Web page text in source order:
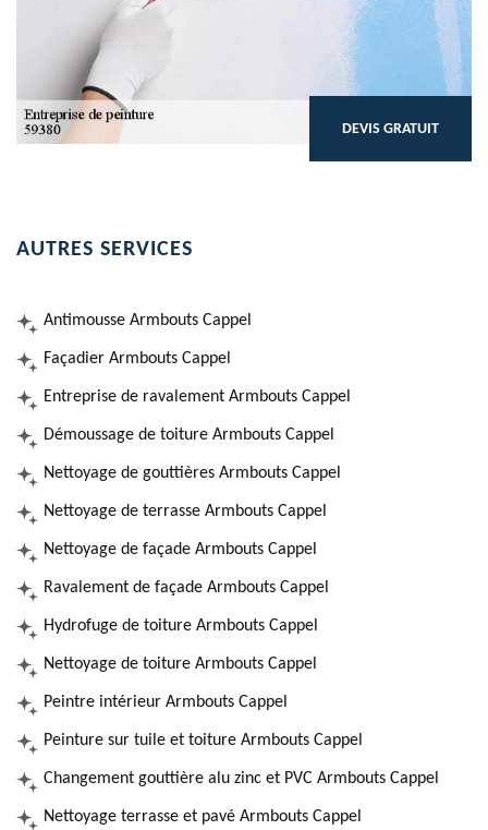
DEVIS GRATUIT
AUTRES SERVICES
Antimousse Armbouts Cappel
Façadier Armbouts Cappel
Entreprise de ravalement Armbouts Cappel
Démoussage de toiture Armbouts Cappel
Nettoyage de gouttières Armbouts Cappel
Nettoyage de terrasse Armbouts Cappel
Nettoyage de façade Armbouts Cappel
Ravalement de façade Armbouts Cappel
Hydrofuge de toiture Armbouts Cappel
Nettoyage de toiture Armbouts Cappel
Peintre intérieur Armbouts Cappel
Peinture sur tuile et toiture Armbouts Cappel
Changement gouttière alu zinc et PVC Armbouts Cappel
Nettoyage terrasse et pavé Armbouts Cappel